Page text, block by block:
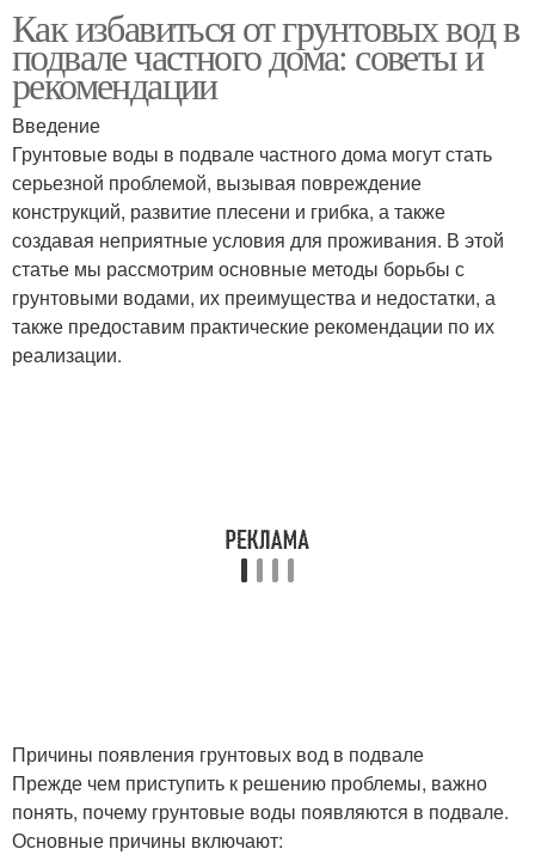
Вод из подвала Воды в подвале
Воды из подвала
Как избавиться от грунтовых вод в
подвале частного дома: советы и
рекомендации
Введение
Грунтовые воды в подвале частного дома могут стать
серьезной проблемой, вызывая повреждение
конструкций, развитие плесени и грибка, а также
создавая неприятные условия для проживания. В этой
статье мы рассмотрим основные методы борьбы с
грунтовыми водами, их преимущества и недостатки, а
также предоставим практические рекомендации по их
реализации.
Причины появления грунтовых вод в подвале
Прежде чем приступить к решению проблемы, важно
понять, почему грунтовые воды появляются в подвале.
Основные причины включают: